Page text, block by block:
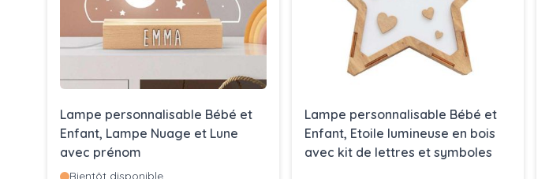
Lampe personnalisable Bébé et
Enfant, Lampe Nuage et Lune
avec prénom
Lampe personnalisable Bébé et
Enfant, Etoile lumineuse en bois
avec kit de lettres et symboles